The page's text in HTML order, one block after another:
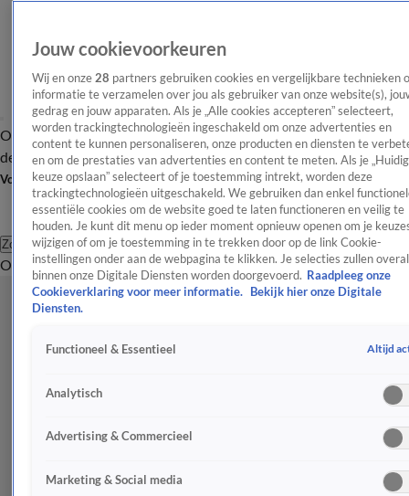
OverzichtAfleveringen Entertainment TV Algemeen
Tip
de redactieNieuwsbrief
Volg Shownieuws
Zoeken
OverzichtEntertainmentSpraakmakendRealityCrimeVideo's
Jouw cookievoorkeuren
Wij en onze 28 partners gebruiken cookies en vergelijkbare technieken
informatie te verzamelen over jou als gebruiker van onze website(s),
gedrag en jouw apparaten. Als je „Alle cookies accepteren” selecteert,
worden trackingtechnologieën ingeschakeld om onze advertenties en
content te kunnen personaliseren, onze producten en diensten te
en om de prestaties van advertenties en content te meten. Als je
keuze opslaan” selecteert of je toestemming intrekt, worden deze
trackingtechnologieën uitgeschakeld. We gebruiken dan enkel
essentiële cookies om de website goed te laten functioneren en veilig te
houden. Je kunt dit menu op ieder moment opnieuw openen om je
wijzigen of om je toestemming in te trekken door op de link Cookie-
instellingen onder aan de webpagina te klikken. Je selecties zullen overal
binnen onze Digitale Diensten worden doorgevoerd. Raadpleeg onze
Cookieverklaring voor meer informatie.
Bekijk hier onze Digitale
Diensten.
Functioneel & Essentieel Altijd
Analytisch
Advertising & Commercieel
Marketing & Social media